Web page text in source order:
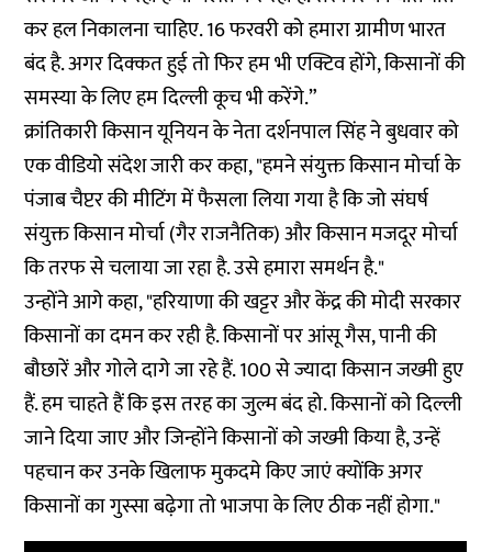
कर हल निकालना चाहिए. 16 फरवरी को हमारा ग्रामीण भारत
बंद है. अगर दिक्कत हुई तो फिर हम भी एक्टिव होंगे, किसानों की
समस्या के लिए हम दिल्ली कूच भी करेंगे.”
क्रांतिकारी किसान यूनियन के नेता दर्शनपाल सिंह ने बुधवार को
एक वीडियो संदेश जारी कर कहा, "हमने संयुक्त किसान मोर्चा के
पंजाब चैप्टर की मीटिंग में फैसला लिया गया है कि जो संघर्ष
संयुक्त किसान मोर्चा (गैर राजनैतिक) और किसान मजदूर मोर्चा
कि तरफ से चलाया जा रहा है. उसे हमारा समर्थन है."
उन्होंने आगे कहा, "हरियाणा की खट्टर और केंद्र की मोदी सरकार
किसानों का दमन कर रही है. किसानों पर आंसू गैस, पानी की
बौछारें और गोले दागे जा रहे हैं. 100 से ज्यादा किसान जख्मी हुए
हैं. हम चाहते हैं कि इस तरह का जुल्म बंद हो. किसानों को दिल्ली
जाने दिया जाए और जिन्होंने किसानों को जख्मी किया है, उन्हें
पहचान कर उनके खिलाफ मुकदमे किए जाएं क्योंकि अगर
किसानों का गुस्सा बढ़ेगा तो भाजपा के लिए ठीक नहीं होगा."